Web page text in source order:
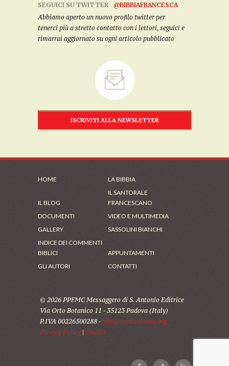
SEGUICI SU TWITTER
@BIBBIAFRANCESCA
Abbiamo aperto un nuovo profilo twitter per
tenerci più a stretto contatto con i lettori, seguici e
rimarrai aggiornato su ogni articolo pubblicato
ISCRIVITI ALLA NEWSLETTER
HOME LA BIBBIA
IL BLOG
IL SANTORALE
FRANCESCANO
DOCUMENTI
VIDEO E MULTIMEDIA
GALLERY
SASSOLINI BIANCHI
INDICE DEI COMMENTI
BIBLICI
APPUNTAMENTI
GLI AUTORI
CONTATTI
© 2026 PPFMC Messaggero di S. Antonio Editrice
Via Orto Botanico 11 - 35123 Padova (Italy)
P.IVA 00226500288 - info@santantonio.org
Privacy Policy| Credits